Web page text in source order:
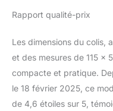
Rapport qualité-prix
Les dimensions du colis,
et des mesures de 115 x
compacte et pratique.
le 18 février 2025, ce
de 4,6 étoiles sur 5,